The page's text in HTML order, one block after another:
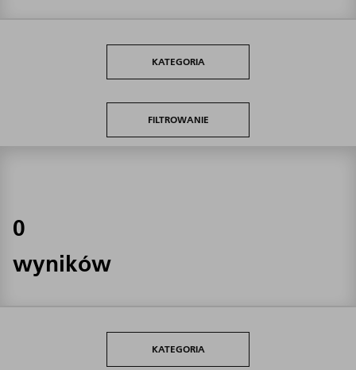
KATEGORIA
FILTROWANIE
0
wyników
KATEGORIA